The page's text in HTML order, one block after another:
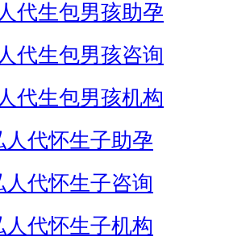
代生包男孩助孕
代生包男孩咨询
代生包男孩机构
人代怀生子助孕
人代怀生子咨询
人代怀生子机构